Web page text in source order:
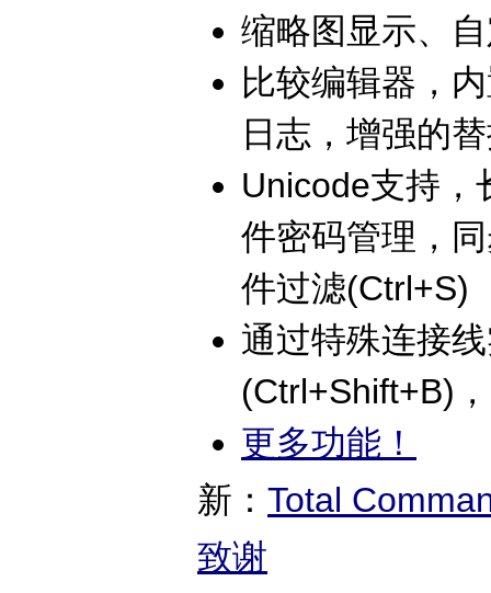
缩略图显示、
比较编辑器，
日志，增强的
Unicode支持，
件密码管理，
件过滤(Ctrl+S)
通过特殊连接
(Ctrl+Shift+B)
更多功能！
新： Total
致谢